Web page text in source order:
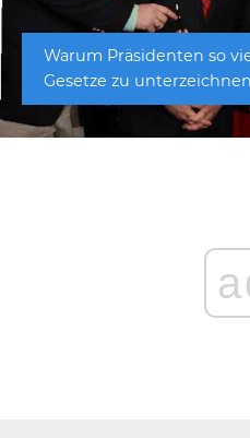
Warum Präsidenten so
Gesetze zu unterzeichnen